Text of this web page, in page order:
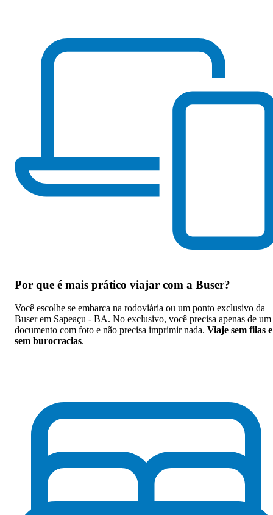
Por que é mais prático viajar com a Buser?
Você escolhe se embarca na rodoviária ou um ponto exclusivo da
Buser em Sapeaçu - BA. No exclusivo, você precisa apenas de um
documento com foto e não precisa imprimir nada. Viaje sem filas e
sem burocracias.